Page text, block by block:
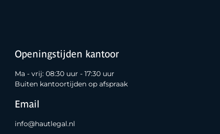
Openingstijden kantoor
Ma - vrij: 08:30 uur - 17:30 uur
Buiten kantoortijden op afspraak
Email
info@hautlegal.nl